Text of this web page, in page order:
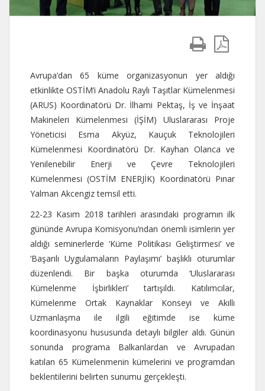
Avrupa’dan 65 küme organizasyonun yer aldığı
etkinlikte OSTİM’i Anadolu Raylı Taşıtlar Kümelenmesi
(ARUS) Koordinatörü Dr. İlhami Pektaş, İş ve İnşaat
Makineleri Kümelenmesi (İŞİM) Uluslararası Proje
Yöneticisi Esma Akyüz, Kauçuk Teknolojileri
Kümelenmesi Koordinatörü Dr. Kayhan Olanca ve
Yenilenebilir Enerji ve Çevre Teknolojileri
Kümelenmesi (OSTİM ENERJİK) Koordinatörü Pınar
Yalman Akcengiz temsil etti.
22-23 Kasım 2018 tarihleri arasındaki programın ilk
gününde Avrupa Komisyonu’ndan önemli isimlerin yer
aldığı seminerlerde ‘Küme Politikası Geliştirmesi’ ve
‘Başarılı Uygulamaların Paylaşımı’ başlıklı oturumlar
düzenlendi. Bir başka oturumda ‘Uluslararası
Kümelenme İşbirlikleri’ tartışıldı. Katılımcılar,
Kümelenme Ortak Kaynaklar Konseyi ve Akıllı
Uzmanlaşma ile ilgili eğitimde ise küme
koordinasyonu hususunda detaylı bilgiler aldı. Günün
sonunda programa Balkanlardan ve Avrupadan
katılan 65 Kümelenmenin kümelerini ve programdan
beklentilerini belirten sunumu gerçekleşti.